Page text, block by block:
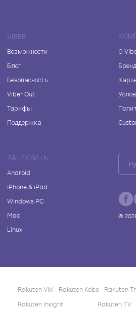
VIBER
Возможности
Блог
Безопасность
Viber Out
Тарифы
Поддержка
О
ЗАГРУЗИТЬ
Android
iPhone & iPad
Windows PC
Mac
Linux
©
Rakuten Viki Rakuten Kobo Rakuten
Rakuten Insight
Rakuten TV